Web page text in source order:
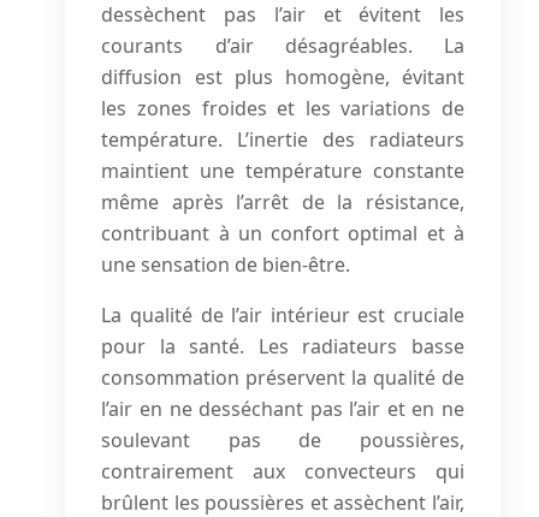
dessèchent pas l’air et évitent les
courants d’air désagréables. La
diffusion est plus homogène, évitant
les zones froides et les variations de
température. L’inertie des radiateurs
maintient une température constante
même après l’arrêt de la résistance,
contribuant à un confort optimal et à
une sensation de bien-être.
La qualité de l’air intérieur est cruciale
pour la santé. Les radiateurs basse
consommation préservent la qualité de
l’air en ne desséchant pas l’air et en ne
soulevant pas de poussières,
contrairement aux convecteurs qui
brûlent les poussières et assèchent l’air,